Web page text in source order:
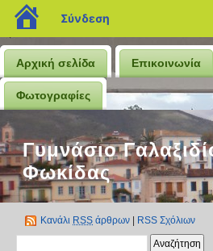
blogs.sch.gr
Σύνδεση
Αρχική σελίδα Επικοινωνία
Φωτογραφίες
Γυμνάσιο
Φωκίδας
Κανάλι RSS άρθρων RSS Σχόλιων